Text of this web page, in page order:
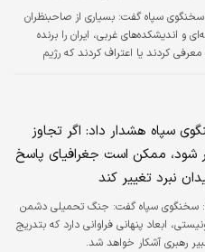
سخنگوی سپاه گفت: بسیاری از صاحبنظران
و اندیشکده‌های غربی، ایران را برنده
کردند یا اعتراف کردند که رژیم
سپاه هشدار داد: اگر تجاوز
شود، ممکن است جغرافیای پاسخ
نبرد تغییر کند
سخنگوی سپاه گفت: جنگ تحمیلی دشمن
ابعاد پنهانی فراوانی دارد که بتدریج
رهبری آشکار خواهد شد.